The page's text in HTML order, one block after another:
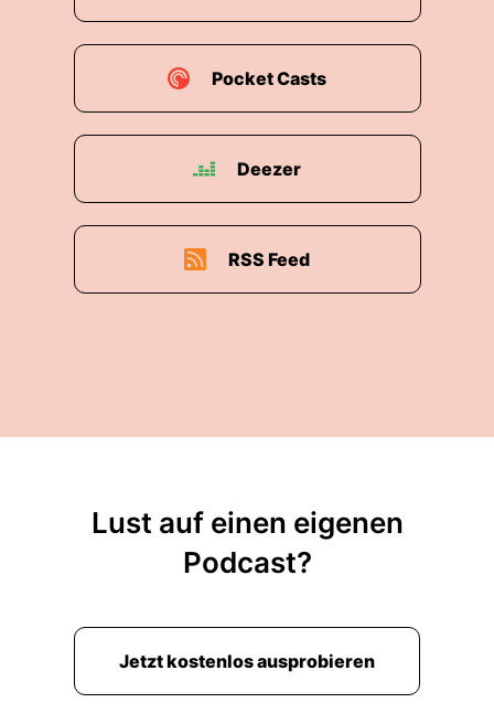
Pocket Casts
Deezer
RSS Feed
Lust auf einen eigenen
Podcast?
Jetzt kostenlos ausprobieren